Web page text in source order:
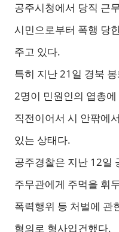
공주시청에서 당직 근
시민으로부터 폭행 당
주고 있다.
특히 지난 21일 경북
2명이 민원인의 엽총
직전이어서 시 안팎에
있는 상태다.
공주경찰은 지난 12일
주무관에게 주먹을 휘
폭력행위 등 처벌에 관
혐의로 형사입건했다.